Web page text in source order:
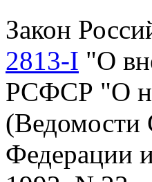
Закон
2813-I "О
РСФСР "О
(Ведомости
Федерации